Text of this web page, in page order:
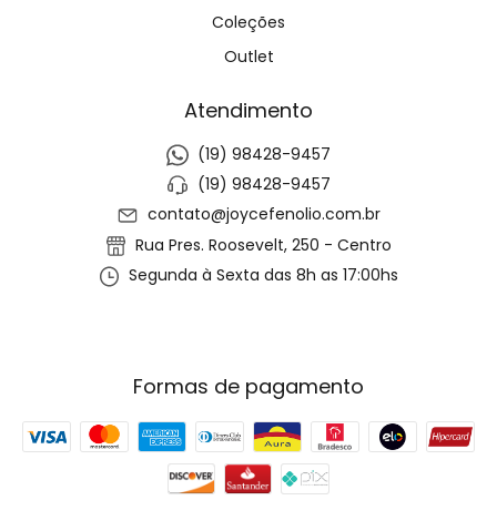
Coleções
Outlet
Atendimento
(19) 98428-9457
(19) 98428-9457
contato@joycefenolio.com.br
Rua Pres. Roosevelt, 250 - Centro
Segunda à Sexta das 8h as 17:00hs
Formas de pagamento